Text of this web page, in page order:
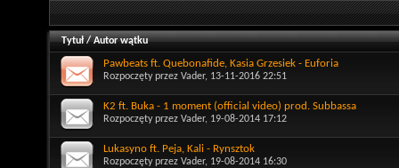
Tytuł/Autor wątku
Pawbeats ft. Quebonafide, Kasia Grzesiek - Euforia
Rozpoczęty przez Vader, 13-11-2016 22:51
K2 ft. Buka - 1 moment (official video) prod. Subbassa
Rozpoczęty przez Vader, 19-08-2014 17:12
Lukasyno ft. Peja, Kali - Rynsztok
Rozpoczęty przez Vader, 19-08-2014 16:30